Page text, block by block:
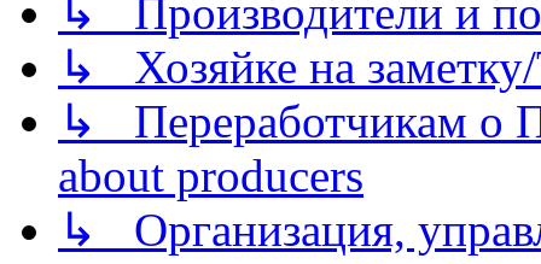
↳ Производители и
↳ Хозяйке на
↳ Переработчикам о
about producers
↳ Организация,